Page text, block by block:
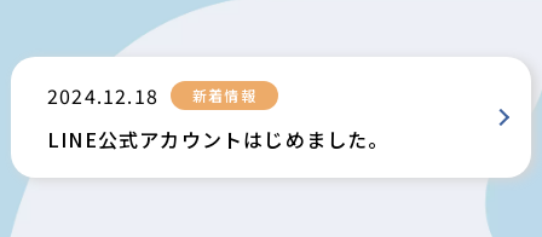
2024.12.18 新着情報
LINE公式アカウントはじめました。